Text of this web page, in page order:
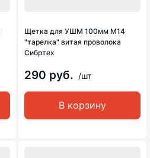
Щетка для УШМ 100мм М14
"тарелка" витая проволока
Сибртех
290 руб. /шт
В корзину